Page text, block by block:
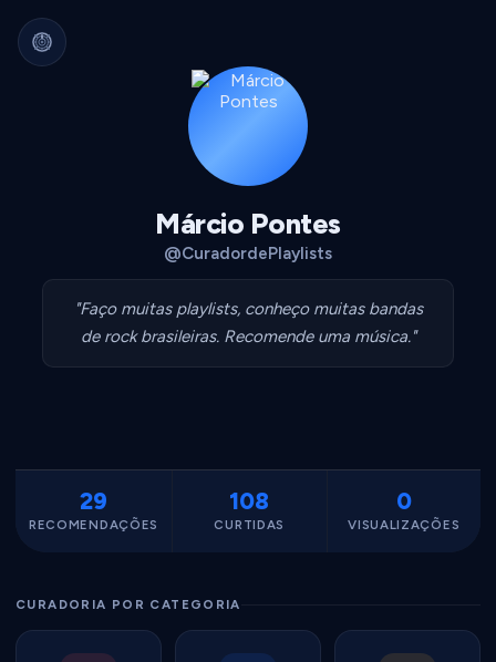
Arquivo Cultural Permanente
Filmes, álbuns, livros e
séries guardados para sempre.
Sua curadoria pode
migrar para qualquer plataforma.
Exportável, interoperável,
Márcio Pontes
@CuradordePlaylists
"Faço muitas playlists, conheço muitas bandas
de rock brasileiras. Recomende uma música."
29
RECOMENDAÇÕES
108
CURTIDAS
0
VISUALIZAÇÕES
CURADORIA POR CATEGORIA